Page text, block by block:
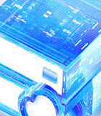
全链路GPU算力资
资源纳管、营销推广
式GPU算力运营服务
全链路GPU算力资
资源纳管、营销推广
式GPU算力运营服务